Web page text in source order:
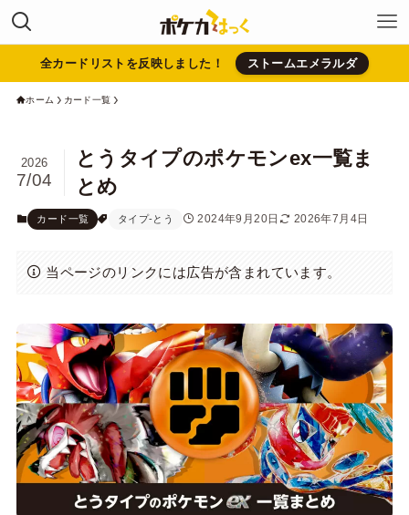
全カードリストを反映しました！ ストームエメラルダ
ホーム カード一覧
とうタイプのポケモンex一覧ま
とめ
2026
7/04
カード一覧 タイプ-とう 2024年9月20日 2026年7月4日
当ページのリンクには広告が含まれています。